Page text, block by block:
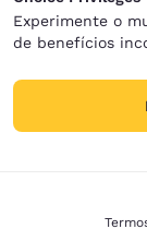
Experimente o
de benefícios